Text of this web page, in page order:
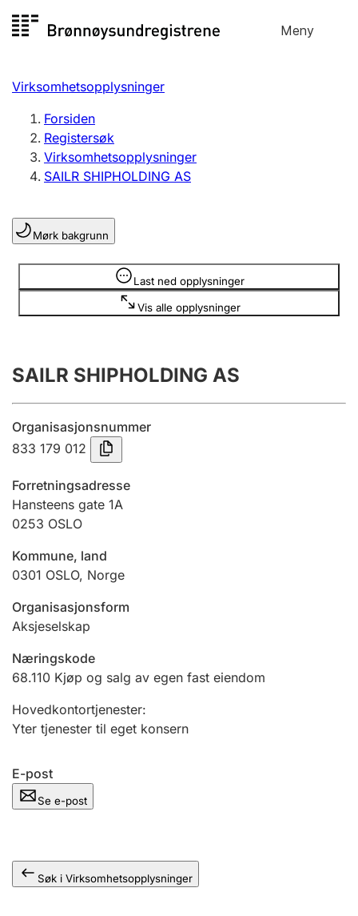
til
Meny
Registersøk
Aksjeselskap
Enkeltpersonforetak
Registrere, endre, slette
Lag og forening
Registrere, endre, slette
Årsregnskap
Innsending og forsinkelsesgebyr
Tinglysing
Jeger
Ektepaktveileder
Offentlig sektor
Andre tema
Virksomhetsopplysninger
Forsiden
Registersøk
Virksomhetsopplysninger
SAILR SHIPHOLDING AS
Mørk bakgrunn
Last ned opplysninger
Vis alle opplysninger
Opplysninger er skjult
SAILR SHIPHOLDING AS
Organisasjonsnummer
833 179 012
Forretningsadresse
Hansteens gate 1A
0253 OSLO
Kommune, land
0301 OSLO, Norge
Organisasjonsform
Aksjeselskap
Næringskode
68.110 Kjøp og salg av egen fast eiendom
Hovedkontortjenester:
Yter tjenester til eget konsern
E-post
Se e-post
Søk i Virksomhetsopplysninger